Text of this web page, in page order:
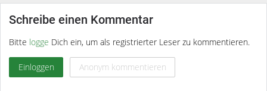
Schreibe einen Kommentar
Bitte logge Dich ein, um als registrierter Leser zu kommentieren.
Einloggen Anonym kommentieren